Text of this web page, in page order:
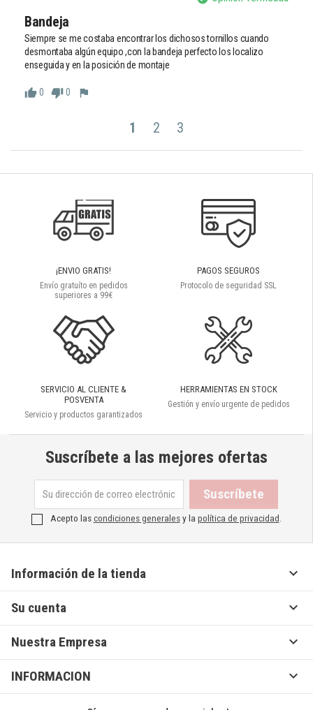
Bandeja
Siempre se me costaba encontrar los dichosos tornillos cuando
desmontaba algún equipo ,con la bandeja perfecto los localizo
enseguida y en la posición de montaje
thumb_up0 thumb_down0 flag
1 2 3
¡ENVIO GRATIS!
Envío gratuíto en pedidos
superiores a 99€
PAGOS SEGUROS
Protocolo de seguridad SSL
SERVICIO AL CLIENTE &
POSVENTA
Servicio y productos garantizados
HERRAMIENTAS EN STOCK
Gestión y envío urgente de pedidos
Suscríbete a las mejores ofertas
Acepto lascondiciones generalesy la política de privacidad
Información de la tienda 
Su cuenta 
Nuestra Empresa 
INFORMACION 